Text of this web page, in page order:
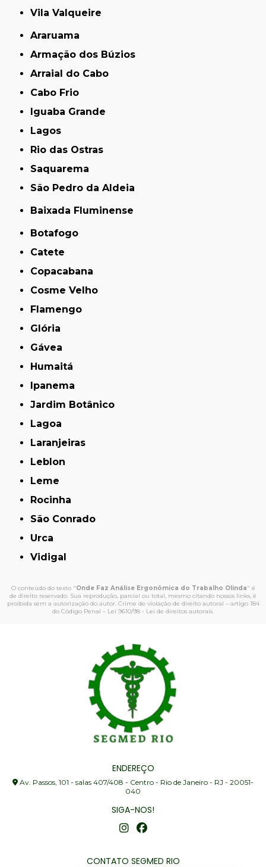
Vila Valqueire
Araruama
Armação dos Búzios
Arraial do Cabo
Cabo Frio
Iguaba Grande
Lagos
Rio das Ostras
Saquarema
São Pedro da Aldeia
Baixada Fluminense
Botafogo
Catete
Copacabana
Cosme Velho
Flamengo
Glória
Gávea
Humaitá
Ipanema
Jardim Botânico
Lagoa
Laranjeiras
Leblon
Leme
Rocinha
São Conrado
Urca
Vidigal
O conteúdo do texto "Onde Faz Análise Ergonômica do Trabalho Olinda" é
de direito reservado. Sua reprodução, parcial ou total, mesmo citando nossos links, é
proibida sem a autorização do autor. Crime de violação de direito autoral – artigo 184
do Código Penal – Lei 9610/98 - Lei de direitos autorais.
ENDEREÇO
Av. Passos, 101 - salas 407/408 - Centro - Rio de Janeiro - RJ - 20051-
040
SIGA-NOS!
CONTATO SEGMED RIO